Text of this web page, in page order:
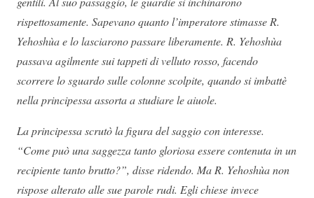
rispettosamente. Sapevano quanto l’imperatore stimasse R.
Yehoshùa e lo lasciarono passare liberamente. R. Yehoshùa
passava agilmente sui tappeti di velluto rosso, facendo
scorrere lo sguardo sulle colonne scolpite, quando si imbattè
nella principessa assorta a studiare le aiuole.
La principessa scrutò la figura del saggio con interesse.
“Come può una saggezza tanto gloriosa essere contenuta in un
recipiente tanto brutto?”, disse ridendo. Ma R. Yehoshùa non
rispose alterato alle sue parole rudi. Egli chiese invece